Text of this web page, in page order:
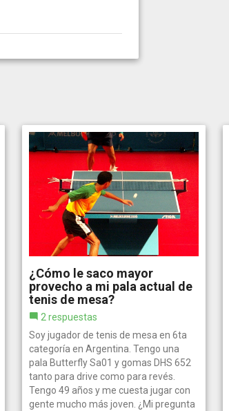
¿Cómo le saco mayor
provecho a mi pala actual de
tenis de mesa?
2 respuestas
Soy jugador de tenis de mesa en 6ta
categoría en Argentina. Tengo una
pala Butterfly Sa01 y gomas DHS 652
tanto para drive como para revés.
Tengo 49 años y me cuesta jugar con
gente mucho más joven. ¿Mi pregunta